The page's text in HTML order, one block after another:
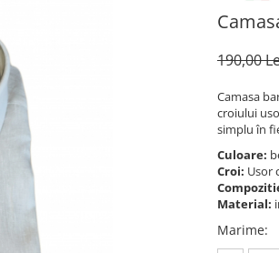
190,00
Camasa
croiului
simplu în
Culoare:
Croi: Usor
Material:
Marime: